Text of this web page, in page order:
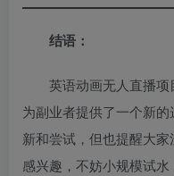
结语：
英语动画无人直播项
为副业者提供了一个新
新和尝试，但也提醒大
感兴趣，不妨小规模试水